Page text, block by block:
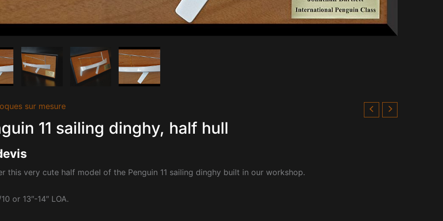
sur mesure
11 sailing dinghy, half hull
this very cute half model of the Penguin 11 sailing dinghy built in our workshop.
or 13″-14″ LOA.